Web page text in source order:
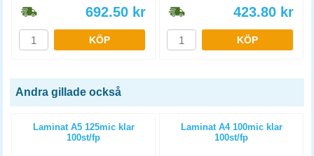
692.50 kr
KÖP
423.80 kr
KÖP
Andra gillade också
Laminat A5 125mic klar
100st/fp
Laminat A4 100mic klar
100st/fp